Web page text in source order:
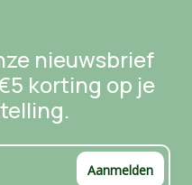
nieuwsbrief
korting op je
Aanmelden